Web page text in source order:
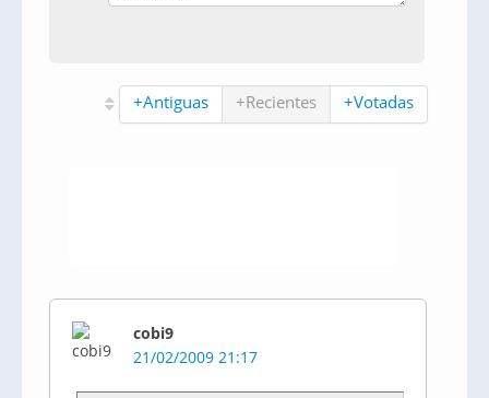
+Antiguas +Recientes +Votadas
cobi9
21/02/2009 21:17